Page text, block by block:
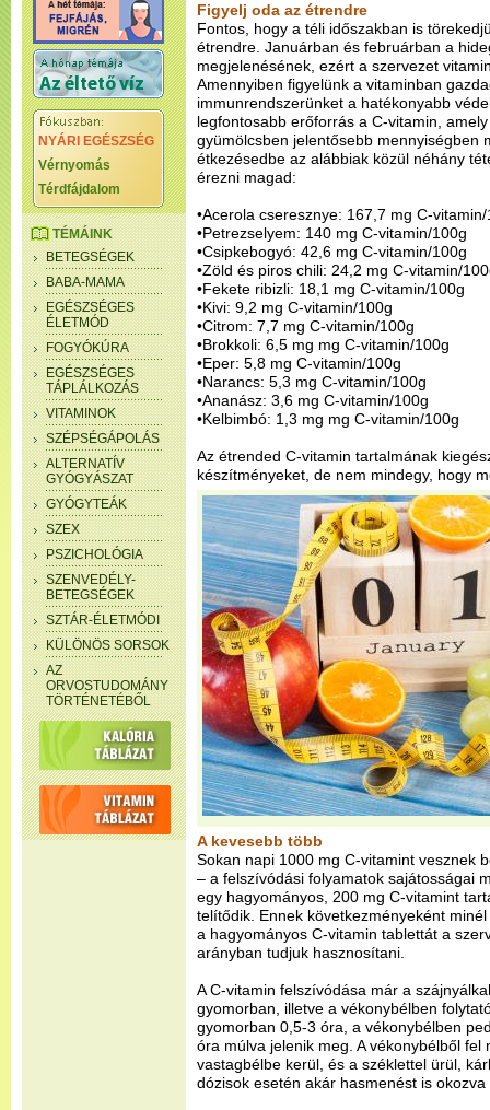
NYÁRI EGÉSZSÉG
Vérnyomás
Térdfájdalom
TÉMÁINK
BETEGSÉGEK
BABA-MAMA
EGÉSZSÉGES
ÉLETMÓD
FOGYÓKÚRA
EGÉSZSÉGES
TÁPLÁLKOZÁS
VITAMINOK
SZÉPSÉGÁPOLÁS
ALTERNATÍV
GYÓGYÁSZAT
GYÓGYTEÁK
SZEX
PSZICHOLÓGIA
SZENVEDÉLY-
BETEGSÉGEK
SZTÁR-ÉLETMÓDI
KÜLÖNÖS SORSOK
AZ
ORVOSTUDOMÁNY
TÖRTÉNETÉBŐL
Figyelj oda az étrendre
Fontos, hogy a téli időszakban is
étrendre. Januárban és februárban a
megjelenésének, ezért a szervezet
Amennyiben figyelünk a vitaminban
immunrendszerünket a hatékonyabb
legfontosabb erőforrás a C-vitamin,
gyümölcsben jelentősebb mennyiségben
étkezésedbe az alábbiak közül néhány
érezni magad:
•Acerola cseresznye: 167,7 mg C-
•Petrezselyem: 140 mg C-vitamin/100g
•Csipkebogyó: 42,6 mg C-vitamin/100g
•Zöld és piros chili: 24,2 mg C-vitamin/
•Fekete ribizli: 18,1 mg C-vitamin/100g
•Kivi: 9,2 mg C-vitamin/100g
•Citrom: 7,7 mg C-vitamin/100g
•Brokkoli: 6,5 mg mg C-vitamin/100g
•Eper: 5,8 mg C-vitamin/100g
•Narancs: 5,3 mg C-vitamin/100g
•Ananász: 3,6 mg C-vitamin/100g
•Kelbimbó: 1,3 mg mg C-vitamin/100g
Az étrended C-vitamin tartalmának
készítményeket, de nem mindegy, hogy
A kevesebb több
Sokan napi 1000 mg C-vitamint vesznek
– a felszívódási folyamatok sajátosságai
egy hagyományos, 200 mg C-vitamint
telítődik. Ennek következményeként
a hagyományos C-vitamin tablettát a
arányban tudjuk hasznosítani.
A C-vitamin felszívódása már a
gyomorban, illetve a vékonybélben
gyomorban 0,5-3 óra, a vékonybélben
óra múlva jelenik meg. A vékonybélből fel
vastagbélbe kerül, és a széklettel ürül,
dózisok esetén akár hasmenést is